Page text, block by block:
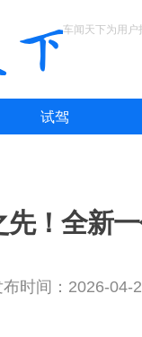
车闻天下为用户
试驾
！全新
时间：2026-04-